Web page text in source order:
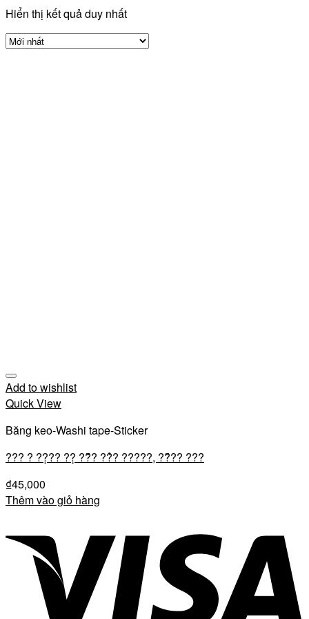
Hiển thị kết quả duy nhất
Add to wishlist
Quick View
Băng keo-Washi tape-Sticker
??? ? ??̣?? ??̣ ??̆́? ??̉? ?????, ??̆?? ???
₫45,000
Thêm vào giỏ hàng